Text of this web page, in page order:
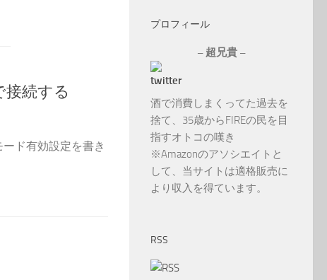
接続する
ード有効設定を書き
イ
プロフィール
– 超兄貴 –
酒で消費しまくってた過去を
捨て、35歳からFIREの民を目
指すオトコの嘆き
※Amazonのアソシエイトと
して、当サイトは適格販売に
より収入を得ています。
RSS